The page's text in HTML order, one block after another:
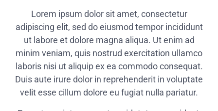
Lorem ipsum dolor sit amet, consectetur
adipiscing elit, sed do eiusmod tempor incididunt
ut labore et dolore magna aliqua. Ut enim ad
minim veniam, quis nostrud exercitation ullamco
laboris nisi ut aliquip ex ea commodo consequat.
Duis aute irure dolor in reprehenderit in voluptate
velit esse cillum dolore eu fugiat nulla pariatur.